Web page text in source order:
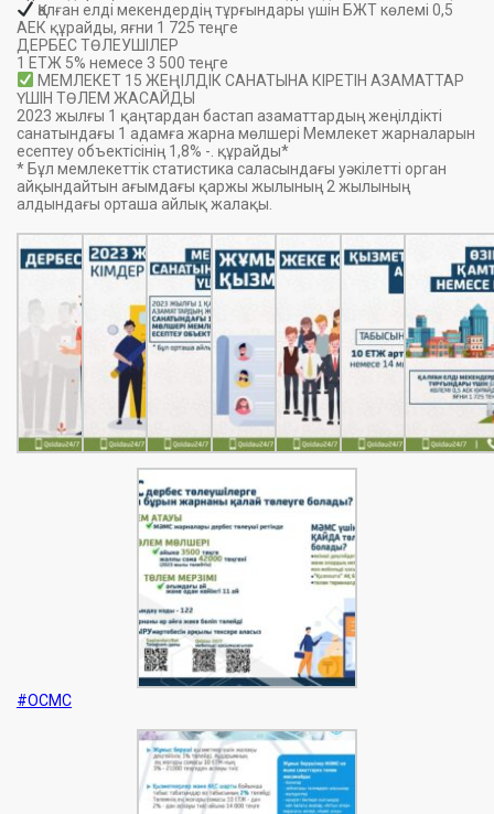
Қалған елді мекендердің тұрғындары үшін БЖТ көлемі 0,5
АЕК құрайды, яғни 1 725 теңге
ДЕРБЕС ТӨЛЕУШІЛЕР
1 ЕТЖ 5% немесе 3 500 теңге
МЕМЛЕКЕТ 15 ЖЕҢІЛДІК САНАТЫНА КІРЕТІН АЗАМАТТАР
ҮШІН ТӨЛЕМ ЖАСАЙДЫ
2023 жылғы 1 қаңтардан бастап азаматтардың жеңілдікті
санатындағы 1 адамға жарна мөлшері Мемлекет жарналарын
есептеу объектісінің 1,8% -. құрайды*
* Бұл мемлекеттік статистика саласындағы уәкілетті орган
айқындайтын ағымдағы қаржы жылының 2 жылының
алдындағы орташа айлық жалақы.
#ОСМС